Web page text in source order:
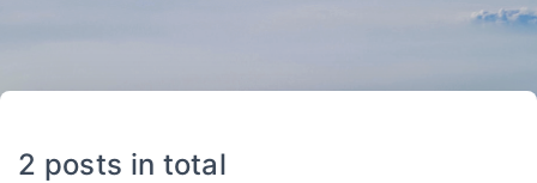
2 posts in total